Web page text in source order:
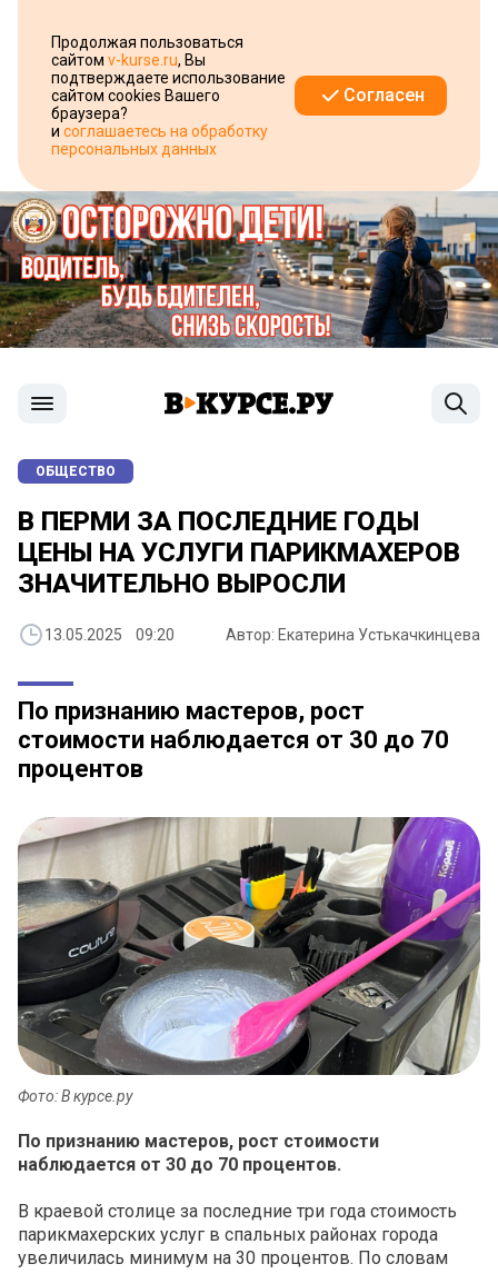
Продолжая пользоваться
сайтом v-kurse.ru, Вы
подтверждаете использование
сайтом cookies Вашего
браузера?
и соглашаетесь на обработку
персональных данных
Согласен
ОБЩЕСТВО
В ПЕРМИ ЗА ПОСЛЕДНИЕ ГОДЫ
ЦЕНЫ НА УСЛУГИ ПАРИКМАХЕРОВ
ЗНАЧИТЕЛЬНО ВЫРОСЛИ
13.05.2025 09:20 Автор: Екатерина Устькачкинцева
По признанию мастеров, рост
стоимости наблюдается от 30 до 70
процентов
Фото: В курсе.ру
По признанию мастеров, рост стоимости
наблюдается от 30 до 70 процентов.
В краевой столице за последние три года стоимость
парикмахерских услуг в спальных районах города
увеличилась минимум на 30 процентов. По словам